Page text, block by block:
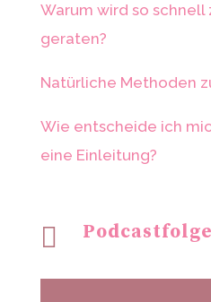
Warum wird so schnell
geraten?
Natürliche Methoden
Wie entscheide ich
eine Einleitung?
